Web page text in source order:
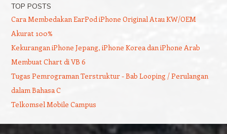
TOP POSTS
Cara Membedakan EarPod iPhone Original Atau KW/OEM
Akurat 100%
Kekurangan iPhone Jepang, iPhone Korea dan iPhone Arab
Membuat Chart di VB 6
Tugas Pemrograman Terstruktur - Bab Looping / Perulangan
dalam Bahasa C
Telkomsel Mobile Campus